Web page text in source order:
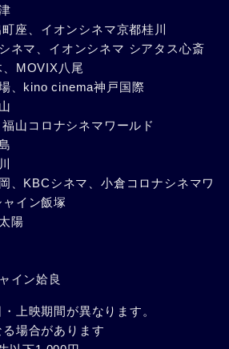
座、イオンシネマ京都桂川
ネマ、イオンシネマ シアタス心斎
MOVIX八尾
、kino cinema神戸国際
山コロナシネマワールド
、KBCシネマ、小倉コロナシネマワ
イン飯塚
陽
イン姶良
上映期間が異なります。
場合があります